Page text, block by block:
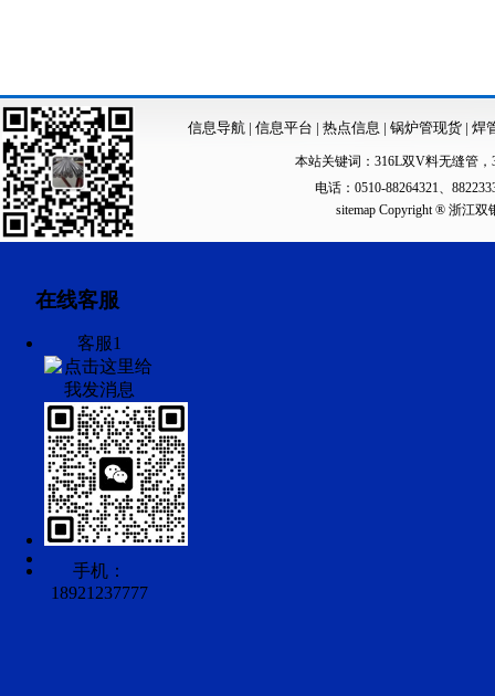
信息导航| 信息平台 | 热点信息 | 锅炉管现货 | 焊
本站关键词： 316L双V料无缝管 ，
电话：0510-88264321、
sitemapCopyright ® 浙江双
在线客服
客服1
手机：
18921237777